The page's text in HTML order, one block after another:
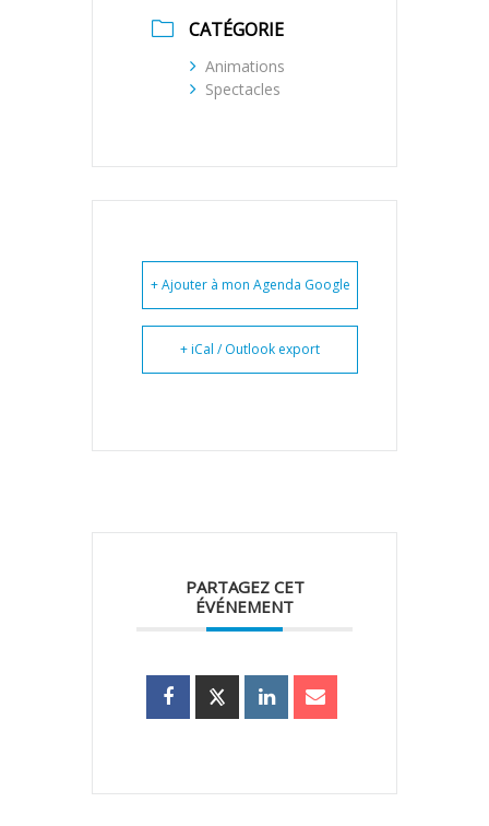
CATÉGORIE
Animations
Spectacles
+ Ajouter à mon Agenda Google
+ iCal / Outlook export
PARTAGEZ CET
ÉVÉNEMENT